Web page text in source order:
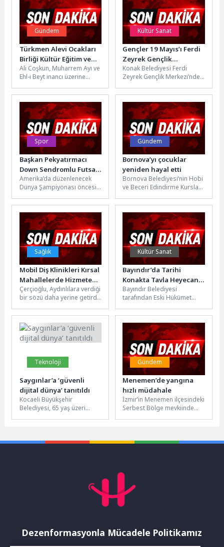
Gündem
Türkmen Alevi Ocakları
Birliği Kültür Eğitim ve
Sağlık Vakfı Başkanı Ali
Coşkun’dan Muharrem
Ayı ve On İki İmamlar
Ali Coşkun, Muharrem Ayı ve
Ehl-i Beyt inancı üzerine
Yaklaşık30 yıldır...
Kültür Sanat
Gençler 19 Mayıs’ı Ferdi
Zeyrek Gençlik
Merkezi’nde kutladı
Konak Belediyesi Ferdi
Zeyrek Gençlik Merkezi’nde
Gençlik ve Spor Bayramı
kapsamında...
Spor
Başkan Pekyatırmacı
Down Sendromlu Futsal
Millî Takımı ile Bir Araya
Geldi
Amerika’da düzenlenecek
Dünya Şampiyonası öncesi
Konya’da tamamlayan Down
Sendromlu Futsal Milli
Takımı,...
Gündem
Bornova’yı çocuklar
yeniden hayal etti
Bornova Belediyesi’nin Hobi
ve Beceri Edindirme Kursları
“Bornova Hayal Atlası
Fotoğraf ve İllüstrasyon...
Sağlık
Mobil Diş Klinikleri Kırsal
Mahallelerde Hizmete
Başladı
Çerçioğlu, Aydınlılara verdiği
bir sözü daha yerine getirdi.
bir noktasında
vatandaşların...
Kültür Sanat
Bayındır’da Tarihi
Konakta Tavla Heyecanı
Sona Erdi
Bayındır Belediyesi
tarafından Eski Hükümet
atmosferinde düzenlenen
tavla turnuvası, 14 Haziran
tarihinde oynanan...
Teknoloji
Saygınlar’a ‘güvenli
dijital dünya’ tanıtıldı
Kocaeli Büyükşehir
Belediyesi, 65 yaş üzeri
Büyükşehir’e bağlı...
Gündem
Menemen’de yangına
hızlı müdahale
İzmir’in Menemen ilçesindeki
Serbest Bölge mevkiinde
Dezenformasyonla Mücadele Politikamız